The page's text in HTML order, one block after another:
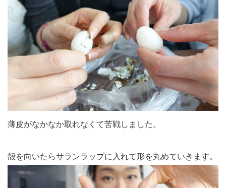
薄皮がなかなか取れなくて苦戦しました。
殻を向いたらサランラップに入れて形を丸めていきます。